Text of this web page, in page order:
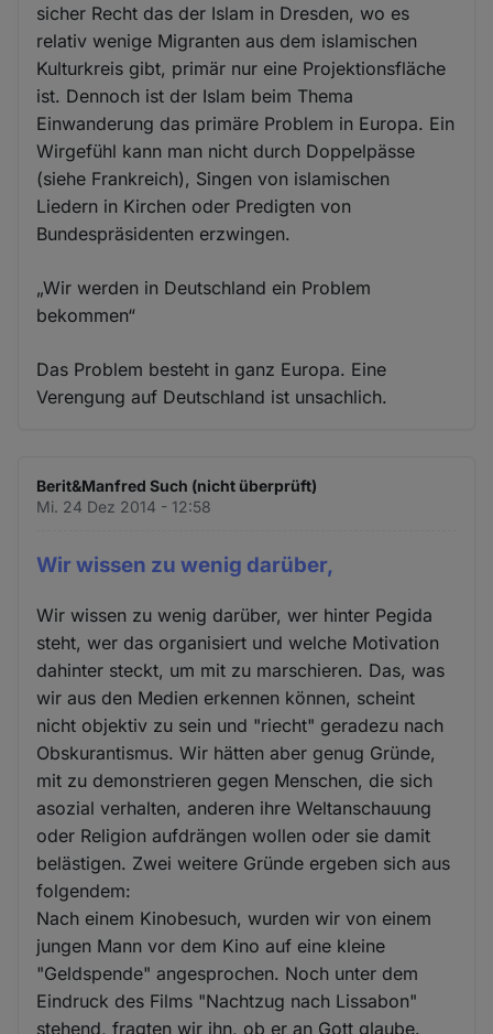
sicher Recht das der Islam in Dresden, wo es
relativ wenige Migranten aus dem islamischen
Kulturkreis gibt, primär nur eine Projektionsfläche
ist. Dennoch ist der Islam beim Thema
Einwanderung das primäre Problem in Europa. Ein
Wirgefühl kann man nicht durch Doppelpässe
(siehe Frankreich), Singen von islamischen
Liedern in Kirchen oder Predigten von
Bundespräsidenten erzwingen.
„Wir werden in Deutschland ein Problem
bekommen“
Das Problem besteht in ganz Europa. Eine
Verengung auf Deutschland ist unsachlich.
Berit&Manfred Such (nicht überprüft)
Mi. 24 Dez 2014 - 12:58
Wir wissen zu wenig darüber,
Wir wissen zu wenig darüber, wer hinter Pegida
steht, wer das organisiert und welche Motivation
dahinter steckt, um mit zu marschieren. Das, was
wir aus den Medien erkennen können, scheint
nicht objektiv zu sein und "riecht" geradezu nach
Obskurantismus. Wir hätten aber genug Gründe,
mit zu demonstrieren gegen Menschen, die sich
asozial verhalten, anderen ihre Weltanschauung
oder Religion aufdrängen wollen oder sie damit
belästigen. Zwei weitere Gründe ergeben sich aus
folgendem:
Nach einem Kinobesuch, wurden wir von einem
jungen Mann vor dem Kino auf eine kleine
"Geldspende" angesprochen. Noch unter dem
Eindruck des Films "Nachtzug nach Lissabon"
stehend, fragten wir ihn, ob er an Gott glaube.